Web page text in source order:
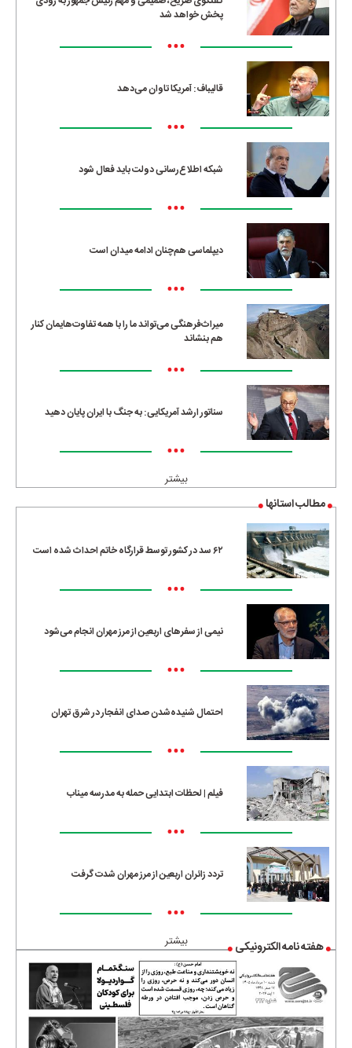
پخش خواهد شد
•••
قالیباف: آمریکا تاوان می‌دهد
•••
شبکه اطلاع‌رسانی دولت باید فعال شود
•••
دیپلماسی هم‌چنان ادامه میدان است
•••
میراث‌فرهنگی می‌تواند ما را با همه تفاوت‌هایمان کنار
هم بنشاند
•••
سناتور ارشد آمریکایی: به جنگ با ایران پایان دهید
•••
بیشتر
مطالب استانها
۶۲ سد در کشور توسط قرارگاه خاتم احداث شده است
•••
نیمی از سفرهای اربعین از مرز مهران انجام می‌شود
•••
احتمال شنیده‌شدن صدای انفجار در شرق تهران
•••
فیلم | لحظات ابتدایی حمله به مدرسه میناب
•••
تردد زائران اربعین از مرز مهران شدت گرفت
•••
بیشتر هفته نامه الکترونیکی